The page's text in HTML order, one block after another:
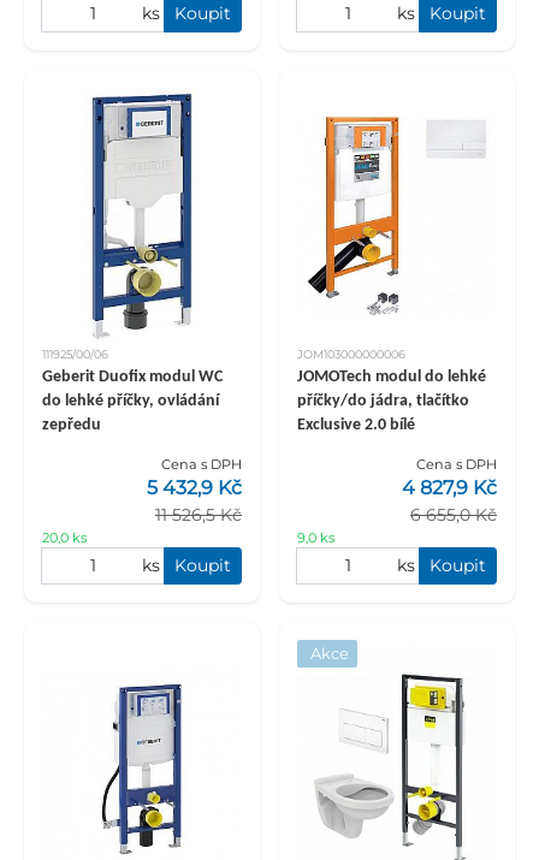
ks Koupit ks Koupit
111925/00/06
Geberit Duofix modul WC
do lehké příčky, ovládání
zepředu
Cena s DPH
11 526,5 Kč
5 432,9 Kč
20,0 ks
ks Koupit
JOM103000000006
JOMOTech modul do lehké
příčky/do jádra, tlačítko
Exclusive 2.0 bílé
Cena s DPH
6 655,0 Kč
4 827,9 Kč
9,0 ks
ks Koupit
Akce